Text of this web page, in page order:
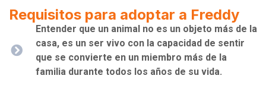
Requisitos para adoptar a Freddy
Entender que un animal no es un objeto más de la
casa, es un ser vivo con la capacidad de sentir
que se convierte en un miembro más de la
familia durante todos los años de su vida.